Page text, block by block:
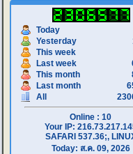
Today
Yesterday
This week
Last week
This month
Last month
All
Online : 10
Your IP:
SAFARI 537.36;,
Today: ส.ค. 09, 2026